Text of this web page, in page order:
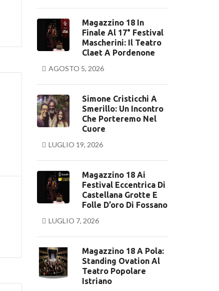
Magazzino 18 In
Finale Al 17° Festival
Mascherini: Il Teatro
Claet A Pordenone
AGOSTO 5, 2026
Simone Cristicchi A
Smerillo: Un Incontro
Che Porteremo Nel
Cuore
LUGLIO 19, 2026
Magazzino 18 Ai
Festival Eccentrica Di
Castellana Grotte E
Folle D’oro Di Fossano
LUGLIO 7, 2026
Magazzino 18 A Pola:
Standing Ovation Al
Teatro Popolare
Istriano